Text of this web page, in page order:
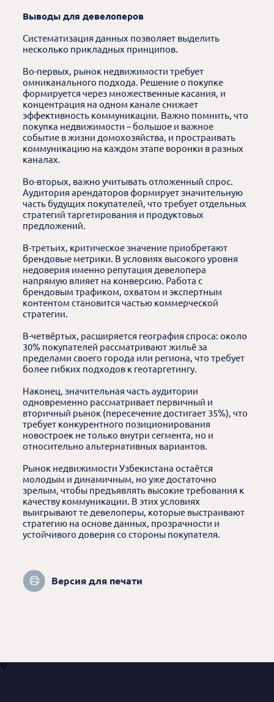
Выводы для девелоперов
Систематизация данных позволяет выделить
несколько прикладных принципов.
Во-первых, рынок недвижимости требует
омниканального подхода. Решение о покупке
формируется через множественные касания, и
концентрация на одном канале снижает
эффективность коммуникации. Важно помнить, что
покупка недвижимости – большое и важное
событие в жизни домохозяйства, и простраивать
коммуникацию на каждом этапе воронки в разных
каналах.
Во-вторых, важно учитывать отложенный спрос.
Аудитория арендаторов формирует значительную
часть будущих покупателей, что требует отдельных
стратегий таргетирования и продуктовых
предложений.
В-третьих, критическое значение приобретают
брендовые метрики. В условиях высокого уровня
недоверия именно репутация девелопера
напрямую влияет на конверсию. Работа с
брендовым трафиком, охватом и экспертным
контентом становится частью коммерческой
стратегии.
В-четвёртых, расширяется география спроса: около
30% покупателей рассматривают жильё за
пределами своего города или региона, что требует
более гибких подходов к геотаргетингу.
Наконец, значительная часть аудитории
одновременно рассматривает первичный и
вторичный рынок (пересечение достигает 35%), что
требует конкурентного позиционирования
новостроек не только внутри сегмента, но и
относительно альтернативных вариантов.
Рынок недвижимости Узбекистана остаётся
молодым и динамичным, но уже достаточно
зрелым, чтобы предъявлять высокие требования к
качеству коммуникации. В этих условиях
выигрывают те девелоперы, которые выстраивают
стратегию на основе данных, прозрачности и
устойчивого доверия со стороны покупателя.
Версия для печати
*/